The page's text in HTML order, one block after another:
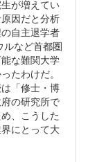
が増えてい
因だと分析
自主退学者
など首都圏
な難関大学
たわけだ。
「修士・博
の研究所で
、こうした
にとって大